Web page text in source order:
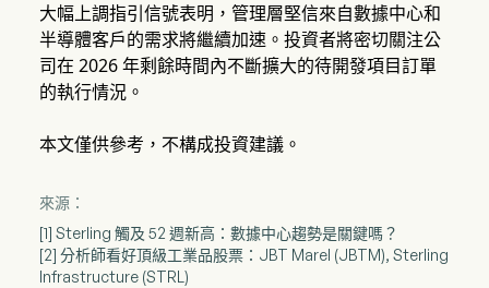
大幅上調指引信號表明，管理層堅信來自數據中心和
半導體客戶的需求將繼續加速。投資者將密切關注公
司在 2026 年剩餘時間內不斷擴大的待開發項目訂單
的執行情況。
本文僅供參考，不構成投資建議。
來源：
[1] Sterling 觸及 52 週新高：數據中心趨勢是關鍵嗎？
[2] 分析師看好頂級工業品股票：JBT Marel (JBTM), Sterling
Infrastructure (STRL)